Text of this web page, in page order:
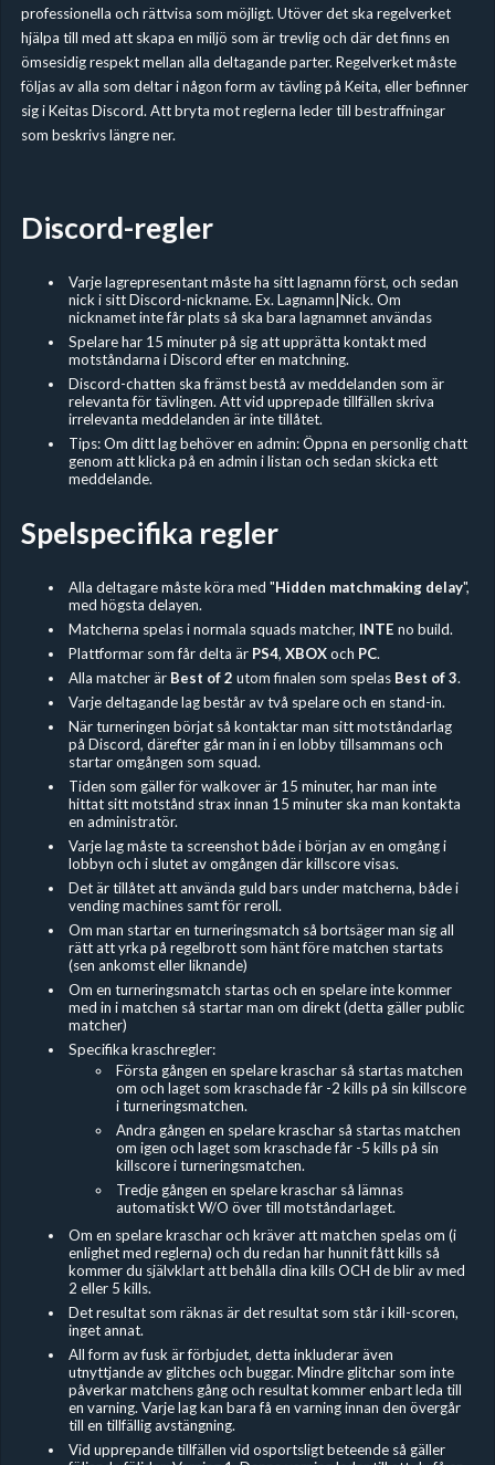
professionella och rättvisa som möjligt. Utöver det ska regelverket
hjälpa till med att skapa en miljö som är trevlig och där det finns en
ömsesidig respekt mellan alla deltagande parter. Regelverket måste
följas av alla som deltar i någon form av tävling på Keita, eller befinner
sig i Keitas Discord. Att bryta mot reglerna leder till bestraffningar
som beskrivs längre ner.
Discord-regler
Varje lagrepresentant måste ha sitt lagnamn först, och sedan
nick i sitt Discord-nickname. Ex. Lagnamn|Nick. Om
nicknamet inte får plats så ska bara lagnamnet användas
Spelare har 15 minuter på sig att upprätta kontakt med
motståndarna i Discord efter en matchning.
Discord-chatten ska främst bestå av meddelanden som är
relevanta för tävlingen. Att vid upprepade tillfällen skriva
irrelevanta meddelanden är inte tillåtet.
Tips: Om ditt lag behöver en admin: Öppna en personlig chatt
genom att klicka på en admin i listan och sedan skicka ett
meddelande.
Spelspecifika regler
Alla deltagare måste köra med "Hidden matchmaking delay",
med högsta delayen.
Matcherna spelas i normala squads matcher, INTE no build.
Plattformar som får delta är PS4, XBOXoch PC.
Alla matcher är Best of 2 utom finalen som spelas Best of 3.
Varje deltagande lag består av två spelare och en stand-in.
När turneringen börjat så kontaktar man sitt motståndarlag
på Discord, därefter går man in i en lobby tillsammans och
startar omgången som squad.
Tiden som gäller för walkover är 15 minuter, har man inte
hittat sitt motstånd strax innan 15 minuter ska man kontakta
en administratör.
Varje lag måste ta screenshot både i början av en omgång i
lobbyn och i slutet av omgången där killscore visas.
Det är tillåtet att använda guld bars under matcherna, både i
vending machines samt för reroll.
Om man startar en turneringsmatch så bortsäger man sig all
rätt att yrka på regelbrott som hänt före matchen startats
(sen ankomst eller liknande)
Om en turneringsmatch startas och en spelare inte kommer
med in i matchen så startar man om direkt (detta gäller public
matcher)
Specifika kraschregler:
Första gången en spelare kraschar så startas matchen
om och laget som kraschade får -2 kills på sin killscore
i turneringsmatchen.
Andra gången en spelare kraschar så startas matchen
om igen och laget som kraschade får -5 kills på sin
killscore i turneringsmatchen.
Tredje gången en spelare kraschar så lämnas
automatiskt W/O över till motståndarlaget.
Om en spelare kraschar och kräver att matchen spelas om (i
enlighet med reglerna) och du redan har hunnit fått kills så
kommer du självklart att behålla dina kills OCH de blir av med
2 eller 5 kills.
Det resultat som räknas är det resultat som står i kill-scoren,
inget annat.
All form av fusk är förbjudet, detta inkluderar även
utnyttjande av glitches och buggar. Mindre glitchar som inte
påverkar matchens gång och resultat kommer enbart leda till
en varning. Varje lag kan bara få en varning innan den övergår
till en tillfällig avstängning.
Vid upprepande tillfällen vid osportsligt beteende så gäller